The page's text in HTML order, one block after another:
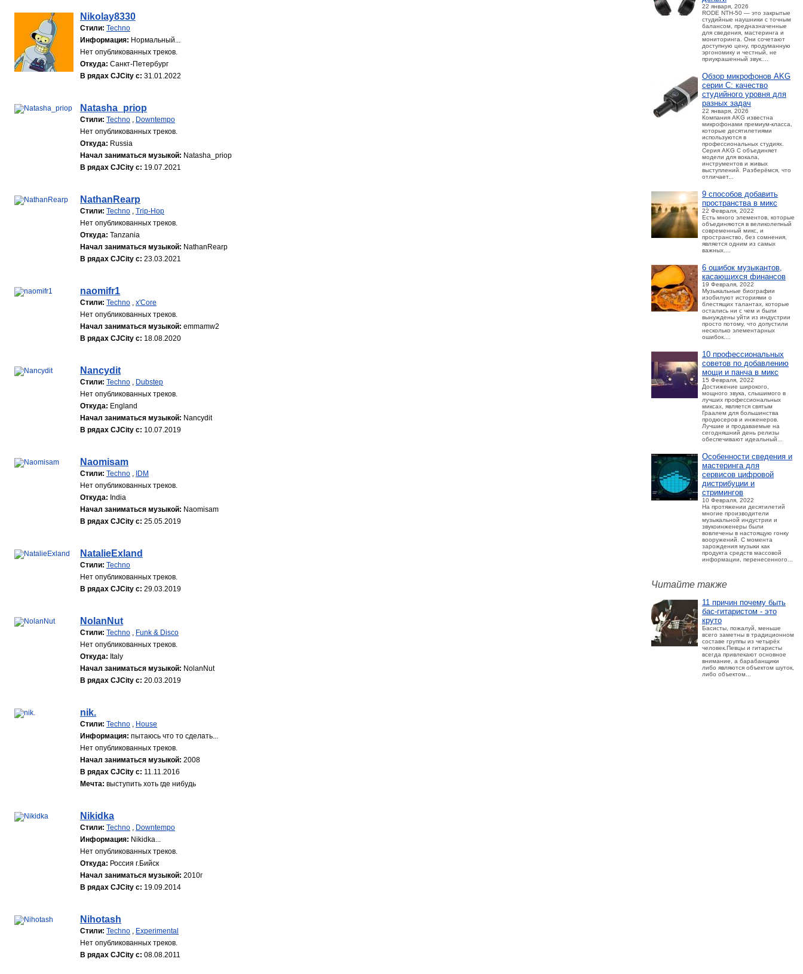
22 января, 2026
RODE NTH-50 — это закрытые
студийные наушники с точным
балансом, предназначенные
для сведения, мастеринга и
мониторинга. Они сочетают
доступную цену, продуманную
эргономику и честный, не
приукрашенный звук....
Обзор микрофонов AKG
серии C: качество
студийного уровня для
разных задач
22 января, 2026
Компания AKG известна
микрофонами премиум-класса,
которые десятилетиями
используются в
профессиональных студиях.
Серия AKG C объединяет
модели для вокала,
инструментов и живых
выступлений. Разберёмся, что
отличает...
9 способов добавить
пространства в микс
22 Февраля, 2022
Есть много элементов, которые
объединяются в великолепный
современный микс, и
пространство, без сомнения,
является одним из самых
важных....
6 ошибок музыкантов,
касающихся финансов
19 Февраля, 2022
Музыкальные биографии
изобилуют историями о
блестящих талантах, которые
остались ни с чем и были
вынуждены уйти из индустрии
просто потому, что допустили
несколько элементарных
ошибок....
10 профессиональных
советов по добавлению
мощи и панча в микс
15 Февраля, 2022
Достижение широкого,
мощного звука, слышимого в
лучших профессиональных
миксах, является святым
Граалем для большинства
продюсеров и инженеров.
Лучшие и продаваемые на
сегодняшний день релизы
обеспечивают идеальный...
Особенности сведения и
мастеринга для
сервисов цифровой
дистрибуции и
стримингов
10 Февраля, 2022
На протяжении десятилетий
многие производители
музыкальной индустрии и
звукоинженеры были
вовлечены в настоящую гонку
вооружений. С момента
зарождения музыки как
продукта средств массовой
информации, перенесенного...
Читайте также
11 причин почему быть
бас-гитаристом - это
круто
Басисты, пожалуй, меньше
всего заметны в традиционном
составе группы из четырёх
человек.Певцы и гитаристы
всегда привлекают основное
внимание, а барабанщики
либо являются объектом шуток,
либо объектом...
Nikolay8330
Стили: Techno
Информация: Нормальный...
Нет опубликованных треков.
Откуда: Санкт-Петербург
В рядах CJCity с: 31.01.2022
Natasha_priop
Стили: Techno , Downtempo
Нет опубликованных треков.
Откуда: Russia
Начал заниматься музыкой: Natasha_priop
В рядах CJCity с: 19.07.2021
NathanRearp
Стили: Techno , Trip-Hop
Нет опубликованных треков.
Откуда: Tanzania
Начал заниматься музыкой: NathanRearp
В рядах CJCity с: 23.03.2021
naomifr1
Стили: Techno , x'Core
Нет опубликованных треков.
Начал заниматься музыкой: emmamw2
В рядах CJCity с: 18.08.2020
Nancydit
Стили: Techno , Dubstep
Нет опубликованных треков.
Откуда: England
Начал заниматься музыкой: Nancydit
В рядах CJCity с: 10.07.2019
Naomisam
Стили: Techno , IDM
Нет опубликованных треков.
Откуда: India
Начал заниматься музыкой: Naomisam
В рядах CJCity с: 25.05.2019
NatalieExland
Стили: Techno
Нет опубликованных треков.
В рядах CJCity с: 29.03.2019
NolanNut
Стили: Techno , Funk & Disco
Нет опубликованных треков.
Откуда: Italy
Начал заниматься музыкой: NolanNut
В рядах CJCity с: 20.03.2019
nik.
Стили: Techno , House
Информация: пытаюсь что то сделать...
Нет опубликованных треков.
Начал заниматься музыкой: 2008
В рядах CJCity с: 11.11.2016
Мечта: выступить хоть где нибудь
Nikidka
Стили: Techno , Downtempo
Информация: Nikidka...
Нет опубликованных треков.
Откуда: Россия г.Бийск
Начал заниматься музыкой: 2010г
В рядах CJCity с: 19.09.2014
Nihotash
Стили: Techno , Experimental
Нет опубликованных треков.
В рядах CJCity с: 08.08.2011